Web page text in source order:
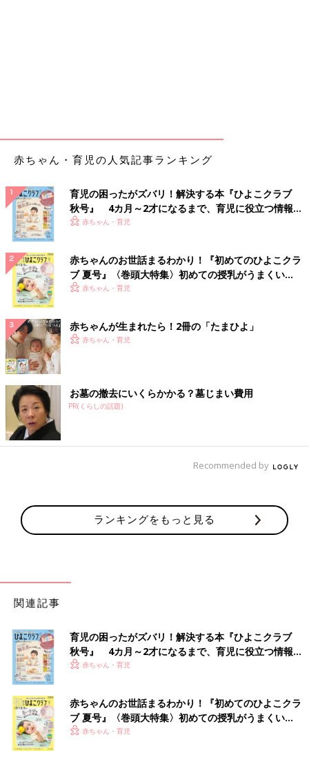
れ味抜群！ なので、使う度に危ないことをよく言い聞かせてい
ます」
って危ないそうです。『台所育児』のシリーズはおすすめです
「正広」のこども包丁
赤ちゃん・育児の人気記事ランキング
育児の困ったがズバリ！解決する本『ひよこクラブ
秋号』 4カ月～2才になるまで、育児に役立つ情報が
いっぱい！
赤ちゃん・育児
赤ちゃんのお世話まるわかり！『初めてのひよこクラ
ブ 夏号』〈巻頭大特集〉初めての授乳がうまくい
く！ おっぱい・ミルクの基本と夏のトラブル 解決テ
赤ちゃん・育児
赤ちゃんが生まれたら！2冊の「たまひよ」
赤ちゃん・育児
お墓の撤去にいくらかかる？墓じまい費用
PR(くらしの話題)
Recommended by
ランキングをもっと見る
関連記事
育児の困ったがズバリ！解決する本『ひよこクラブ
秋号』 4カ月～2才になるまで、育児に役立つ情報が
いっぱい！
赤ちゃん・育児
赤ちゃんのお世話まるわかり！『初めてのひよこクラ
ブ 夏号』〈巻頭大特集〉初めての授乳がうまくい
く！ おっぱい・ミルクの基本と夏のトラブル 解決テ
赤ちゃん・育児